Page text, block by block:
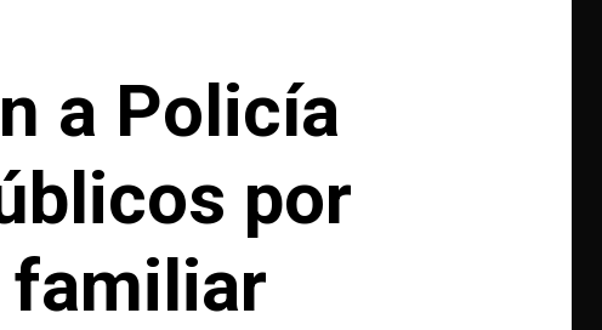
a Policía
por
familiar